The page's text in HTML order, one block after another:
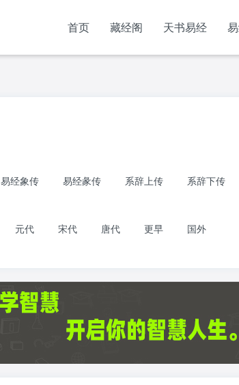
首页 藏经阁 天书易经
易经象传 易经彖传 系辞上传 系辞下传
元代 宋代 唐代 更早 国外